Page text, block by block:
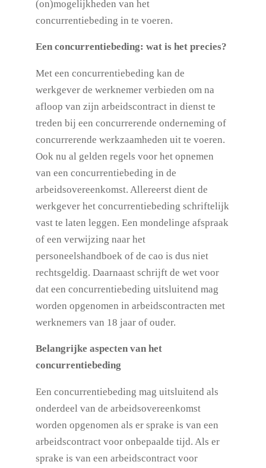
(on)mogelijkheden van het
concurrentiebeding in te voeren.
Een concurrentiebeding: wat is het precies?
Met een concurrentiebeding kan de
werkgever de werknemer verbieden om na
afloop van zijn arbeidscontract in dienst te
treden bij een concurrerende onderneming of
concurrerende werkzaamheden uit te voeren.
Ook nu al gelden regels voor het opnemen
van een concurrentiebeding in de
arbeidsovereenkomst. Allereerst dient de
werkgever het concurrentiebeding schriftelijk
vast te laten leggen. Een mondelinge afspraak
of een verwijzing naar het
personeelshandboek of de cao is dus niet
rechtsgeldig. Daarnaast schrijft de wet voor
dat een concurrentiebeding uitsluitend mag
worden opgenomen in arbeidscontracten met
werknemers van 18 jaar of ouder.
Belangrijke aspecten van het
concurrentiebeding
Een concurrentiebeding mag uitsluitend als
onderdeel van de arbeidsovereenkomst
worden opgenomen als er sprake is van een
arbeidscontract voor onbepaalde tijd. Als er
sprake is van een arbeidscontract voor